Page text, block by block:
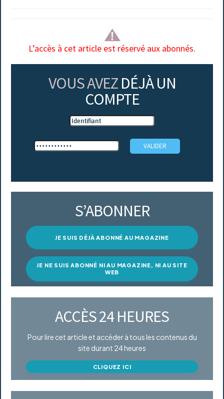
L’accès à cet article est réservé aux abonnés.
VOUS AVEZ DÉJÀ UN
COMPTE
S’ABONNER
JE SUIS DÉJÀ ABONNÉ AU MAGAZINE
JE NE SUIS ABONNÉ NI AU MAGAZINE, NI AU SITE
WEB
ACCÈS 24 HEURES
Pour lire cet article et accéder à tous les contenus du
site durant 24 heures
CLIQUEZ ICI